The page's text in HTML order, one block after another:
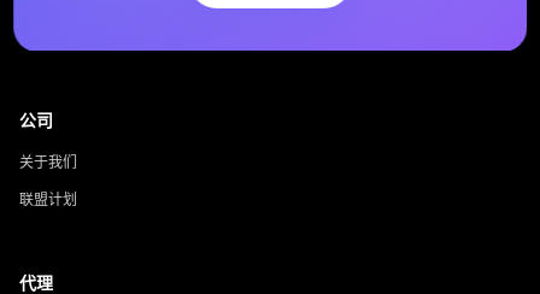
公司
关于我们
联盟计划
代理